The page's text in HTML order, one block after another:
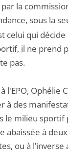
la
sous la
celui qui
il ne prend
pas.
l'EPO, Ophélie
à des
le milieu
abaissée à
ou à